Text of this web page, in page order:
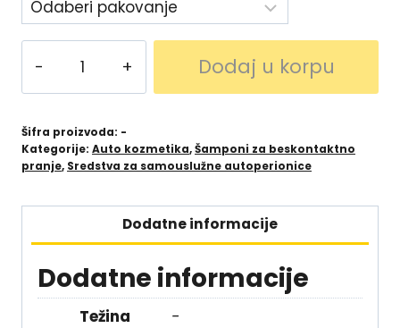
Dodaj u korpu
Šifra proizvoda: -
Kategorije: Auto kozmetika,Šamponi za beskontaktno
pranje, Sredstva za samouslužne autoperionice
Dodatne informacije
Dodatne informacije
Težina
-